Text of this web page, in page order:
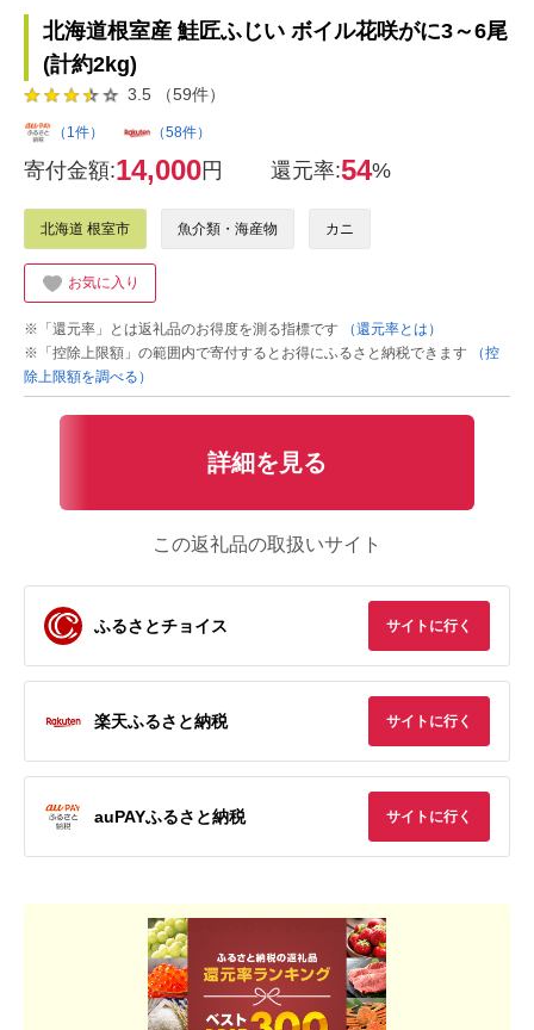
北海道根室産 鮭匠ふじい ボイル花咲がに3～6尾
(計約2kg)
3.5 （59件）
（1件） （58件）
寄付金額:14,000円 還元率:54%
北海道 根室市 魚介類・海産物 カニ
お気に入り
※「還元率」とは返礼品のお得度を測る指標です
（還元率とは）
※「控除上限額」の範囲内で寄付するとお得にふるさと納税できます
（控
除上限額を調べる）
詳細を見る
この返礼品の取扱いサイト
ふるさとチョイス サイトに行く
楽天ふるさと納税 サイトに行く
auPAYふるさと納税 サイトに行く